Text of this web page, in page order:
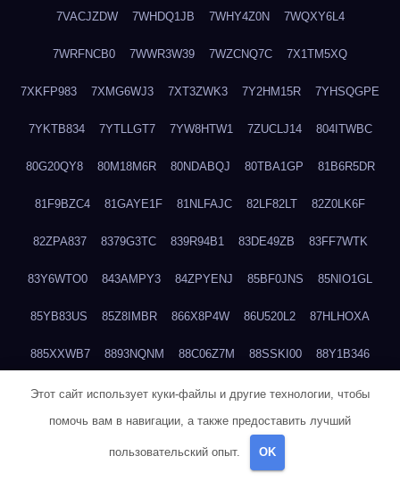
7VACJZDW 7WHDQ1JB 7WHY4Z0N 7WQXY6L4
7WRFNCB0 7WWR3W39 7WZCNQ7C 7X1TM5XQ
7XKFP983 7XMG6WJ3 7XT3ZWK3 7Y2HM15R 7YHSQGPE
7YKTB834 7YTLLGT7 7YW8HTW1 7ZUCLJ14 804ITWBC
80G20QY8 80M18M6R 80NDABQJ 80TBA1GP 81B6R5DR
81F9BZC4 81GAYE1F 81NLFAJC 82LF82LT 82Z0LK6F
82ZPA837 8379G3TC 839R94B1 83DE49ZB 83FF7WTK
83Y6WTO0 843AMPY3 84ZPYENJ 85BF0JNS 85NIO1GL
85YB83US 85Z8IMBR 866X8P4W 86U520L2 87HLHOXA
885XXWB7 8893NQNM 88C06Z7M 88SSKI00 88Y1B346
88ZYQON6 88ZZ29JA 895NL72T 89WVKQCH 8A6B5EEP
8BBJWQMN 8BJPIIGO 8BSWANL0 8BVB056I 8BZT9YKF
8CEG9O6P
Этот сайт использует куки-файлы и другие технологии, чтобы
помочь вам в навигации, а также предоставить лучший
пользовательский опыт. OK